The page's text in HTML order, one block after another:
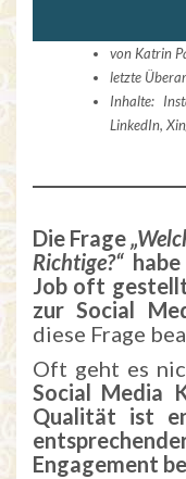
von Katrin
letzte
Inhalte:
LinkedIn,
Die Frage
Richtige?“habe
Job oft
zur Social
diese Frage
Oft geht es
Social Media
Qualität ist
Engagement